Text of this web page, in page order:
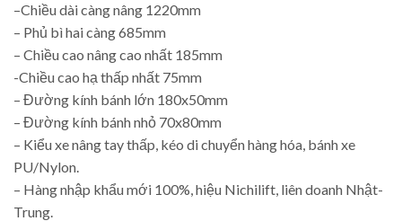
–Chiều dài càng nâng 1220mm
– Phủ bì hai càng 685mm
– Chiều cao nâng cao nhất 185mm
-Chiều cao hạ thấp nhất 75mm
– Đường kính bánh lớn 180x50mm
– Đường kính bánh nhỏ 70x80mm
– Kiểu xe nâng tay thấp, kéo di chuyển hàng hóa, bánh xe
PU/Nylon.
– Hàng nhập khẩu mới 100%, hiệu Nichilift, liên doanh Nhật-
Trung.